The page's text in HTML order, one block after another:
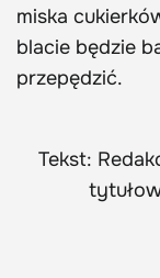
miska
blacie będzie
przepędzić.
Tekst: